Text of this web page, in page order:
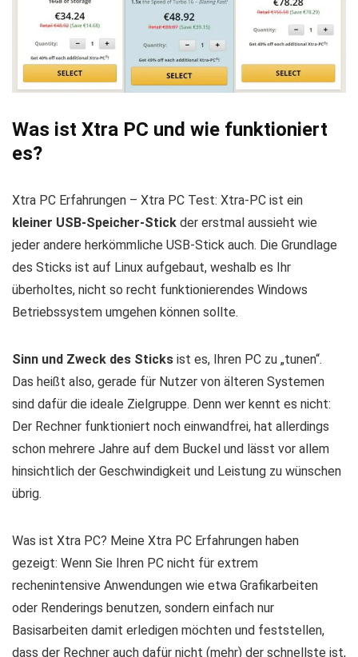
Was ist Xtra PC und wie funktioniert
es?
Xtra PC Erfahrungen – Xtra PC Test: Xtra-PC ist ein
kleiner USB-Speicher-Stick der erstmal aussieht wie
jeder andere herkömmliche USB-Stick auch. Die Grundlage
des Sticks ist auf Linux aufgebaut, weshalb es Ihr
überholtes, nicht so recht funktionierendes Windows
Betriebssystem umgehen können sollte.
Sinn und Zweck des Sticks ist es, Ihren PC zu „tunen“.
Das heißt also, gerade für Nutzer von älteren Systemen
sind dafür die ideale Zielgruppe. Denn wer kennt es nicht:
Der Rechner funktioniert noch einwandfrei, hat allerdings
schon mehrere Jahre auf dem Buckel und lässt vor allem
hinsichtlich der Geschwindigkeit und Leistung zu wünschen
übrig.
Was ist Xtra PC? Meine Xtra PC Erfahrungen haben
gezeigt: Wenn Sie Ihren PC nicht für extrem
rechenintensive Anwendungen wie etwa Grafikarbeiten
oder Renderings benutzen, sondern einfach nur
Basisarbeiten damit erledigen möchten und feststellen,
dass der Rechner auch dafür nicht (mehr) der schnellste ist,